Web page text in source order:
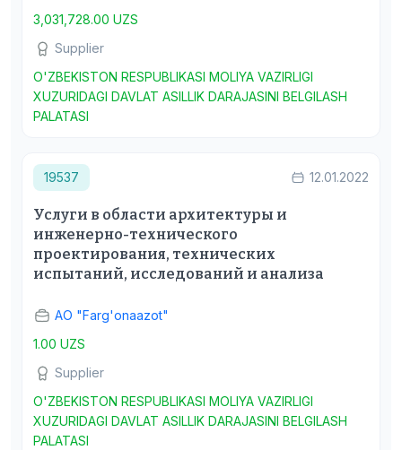
3,031,728.00 UZS
Supplier
O'ZBEKISTON RESPUBLIKASI MOLIYA VAZIRLIGI
XUZURIDAGI DAVLAT ASILLIK DARAJASINI BELGILASH
PALATASI
19537 12.01.2022
Услуги в области архитектуры и
инженерно-технического
проектирования, технических
испытаний, исследований и анализа
АО "Farg'onaazot"
1.00 UZS
Supplier
O'ZBEKISTON RESPUBLIKASI MOLIYA VAZIRLIGI
XUZURIDAGI DAVLAT ASILLIK DARAJASINI BELGILASH
PALATASI